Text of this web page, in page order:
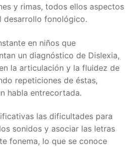
y rimas, todos ellos aspectos
desarrollo fonológico.
en niños que
un diagnóstico de Dislexia,
la articulación y la fluidez de
repeticiones de éstas,
habla entrecortada.
las dificultades para
sonidos y asociar las letras
fonema, lo que se conoce